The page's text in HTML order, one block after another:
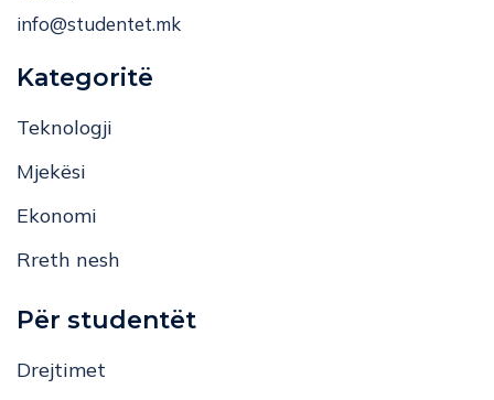
info@studentet.mk
Kategoritë
Teknologji
Mjekësi
Ekonomi
Rreth nesh
Për studentët
Drejtimet